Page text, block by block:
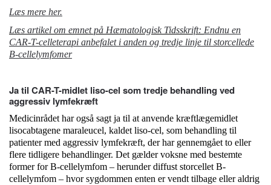
Læs mere her.
Læs artikel om emnet på Hæmatologisk Tidsskrift: Endnu en
CAR-T-celleterapi anbefalet i anden og tredje linje til storcellede
B-cellelymfomer
Ja til CAR-T-midlet liso-cel som tredje behandling ved
aggressiv lymfekræft
Medicinrådet har også sagt ja til at anvende kræftlægemidlet
lisocabtagene maraleucel, kaldet liso-cel, som behandling til
patienter med aggressiv lymfekræft, der har gennemgået to eller
flere tidligere behandlinger. Det gælder voksne med bestemte
former for B-cellelymfom – herunder diffust storcellet B-
cellelymfom – hvor sygdommen enten er vendt tilbage eller aldrig